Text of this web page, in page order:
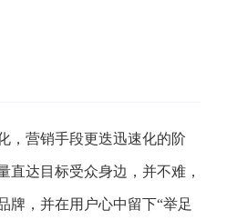
，营销手段更迭迅速化的阶
直达目标受众身边，并不难，
牌，并在用户心中留下“举足